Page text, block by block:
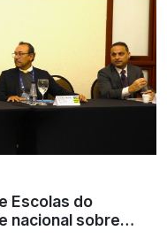
Escolas do
nacional sobre